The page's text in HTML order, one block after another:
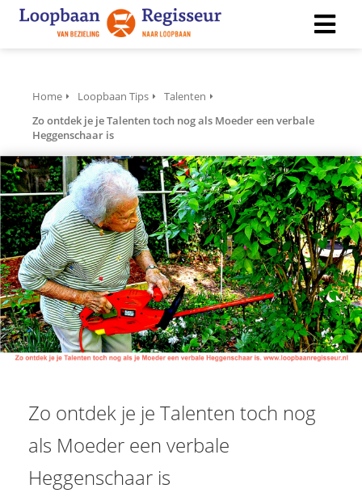
Home Loopbaan Tips
Talenten
Zo ontdek je je Talenten toch nog als Moeder een verbale
Heggenschaar is
Zo ontdek je je Talenten toch nog
als Moeder een verbale
Heggenschaar is
zijn
om
te
Ze
gebruikt
deze
worden